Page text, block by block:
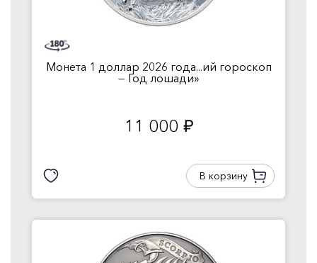
Монета 1 доллар 2026 года...ий гороскоп
— Год лошади»
11 000 руб.
В корзину